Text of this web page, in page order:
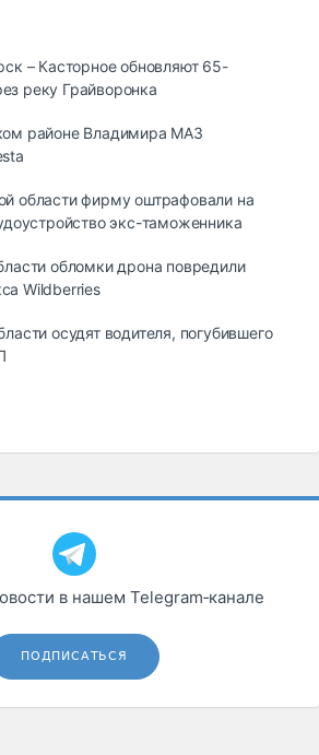
– Касторное обновляют 65-
реку Грайворонка
районе Владимира МАЗ
области фирму оштрафовали на
экс-таможенника
обломки дрона повредили
Wildberries
осудят водителя, погубившего
в нашем Telegram‑канале
ПОДПИСАТЬСЯ